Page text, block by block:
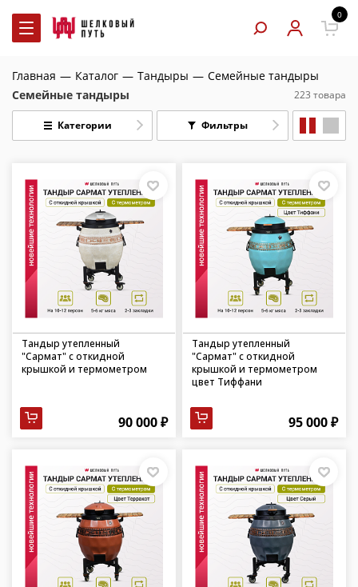
0
Главная — Каталог — Тандыры — Семейные тандыры
Семейные тандыры
223 товара
Категории Фильтры
Тандыр утепленный
"Сармат" с откидной
крышкой и термометром
90 000 ₽
Тандыр утепленный
"Сармат" с откидной
крышкой и термометром
цвет Тиффани
95 000 ₽